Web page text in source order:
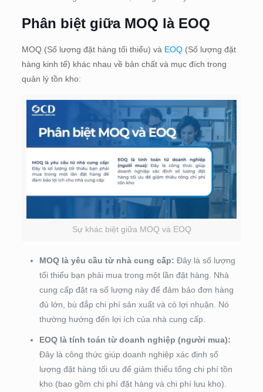
Phân biệt giữa MOQ là EOQ
MOQ (Số lượng đặt hàng tối thiểu) và EOQ(Số lượng đặt
hàng kinh tế) khác nhau về bản chất và mục đích trong
quản lý tồn kho:
Sự khác biệt giữa MOQ và EOQ
MOQ là yêu cầu từ nhà cung cấp: Đây là số lượng
tối thiểu bạn phải mua trong một lần đặt hàng. Nhà
cung cấp đặt ra số lượng này để đảm bảo đơn hàng
đủ lớn, bù đắp chi phí sản xuất và có lợi nhuận. Nó
thường hướng đến lợi ích của nhà cung cấp.
EOQ là tính toán từ doanh nghiệp (người mua):
Đây là công thức giúp doanh nghiệp xác định số
lượng đặt hàng tối ưu để giảm thiểu tổng chi phí tồn
kho (bao gồm chi phí đặt hàng và chi phí lưu kho).